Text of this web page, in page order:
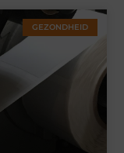
GEZONDHEID